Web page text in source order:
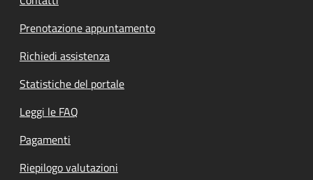
Prenotazione appuntamento
Richiedi assistenza
Statistiche del portale
Leggi le FAQ
Pagamenti
Riepilogo valutazioni